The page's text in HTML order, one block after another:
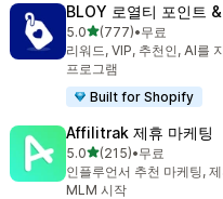
BLOY 로열티 포인트
5.0별 5개 중
(777)
총 리뷰 777개
•무료
리워드, VIP, 추천인, AI를
프로그램
Built for Shopify
Affilitrak 제휴 마케팅
5.0별 5개 중
(215)
총 리뷰 215개
•무료
인플루언서 추천 마케팅,
MLM 시작